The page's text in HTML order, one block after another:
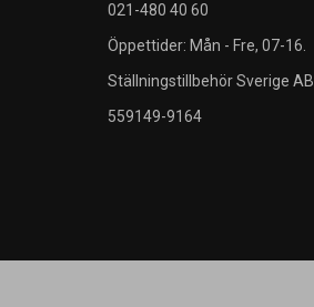
021-480 40 60
Öppettider: Mån - Fre, 07-16.
Ställningstillbehör Sverige AB
559149-9164